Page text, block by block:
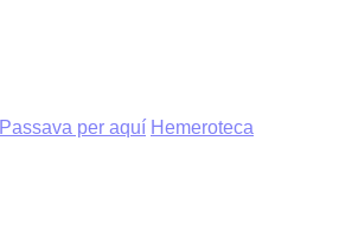
Passava per aquí Hemeroteca